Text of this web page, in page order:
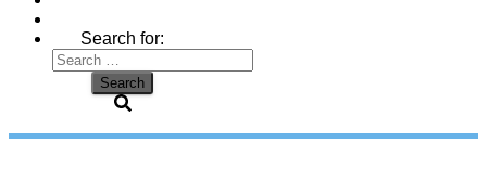
Search for: